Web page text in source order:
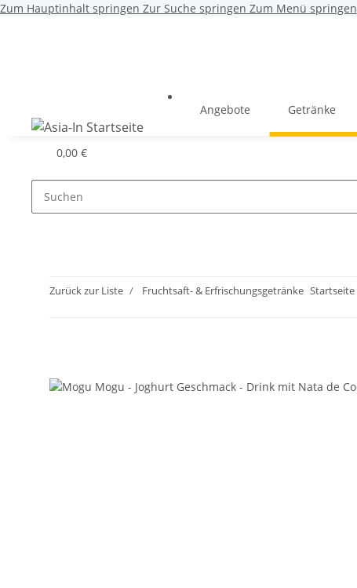
Zum Hauptinhalt springen Zur Suche springen Zum Menü springen
0,00 €
Angebote Getränke
Zurück zur Liste Fruchtsaft- & Erfrischungsgetränke Startseite